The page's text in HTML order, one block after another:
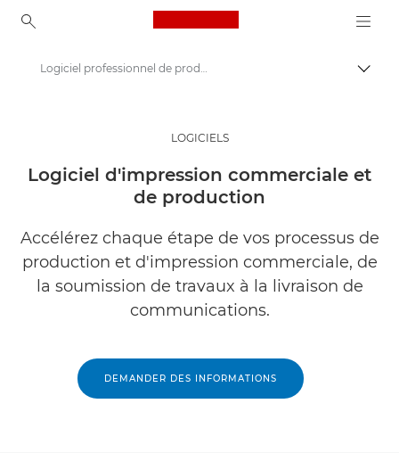
Canon Logo, back to
Produits professionnels
Logiciels professionnels
Logiciel professionnel de production et d'impression commerciale
LOGICIELS
Logiciel d'impression commerciale et
de production
Accélérez chaque étape de vos processus de
production et d'impression commerciale, de
la soumission de travaux à la livraison de
communications.
DEMANDER DES INFORMATIONS